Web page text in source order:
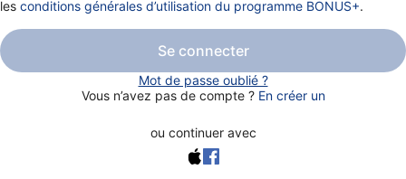
les conditions générales d’utilisation du programme BONUS+.
Se connecter
Mot de passe oublié ?
Vous n’avez pas de compte ? En créer un
ou continuer avec